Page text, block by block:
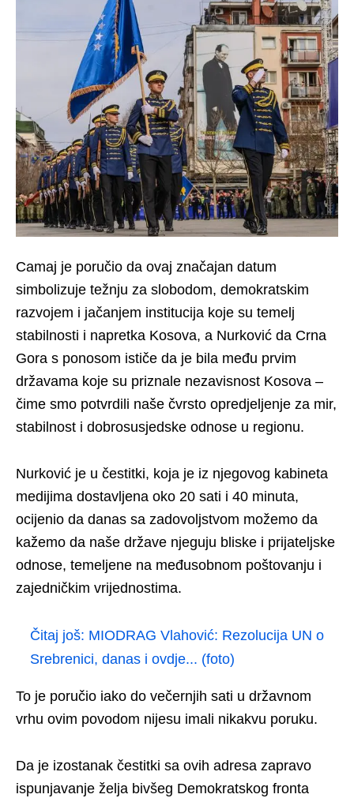
Camaj je poručio da ovaj značajan datum
simbolizuje težnju za slobodom, demokratskim
razvojem i jačanjem institucija koje su temelj
stabilnosti i napretka Kosova, a Nurković da Crna
Gora s ponosom ističe da je bila među prvim
državama koje su priznale nezavisnost Kosova –
čime smo potvrdili naše čvrsto opredjeljenje za mir,
stabilnost i dobrosusjedske odnose u regionu.
Nurković je u čestitki, koja je iz njegovog kabineta
medijima dostavljena oko 20 sati i 40 minuta,
ocijenio da danas sa zadovoljstvom možemo da
kažemo da naše države njeguju bliske i prijateljske
odnose, temeljene na međusobnom poštovanju i
zajedničkim vrijednostima.
Čitaj još: MIODRAG Vlahović: Rezolucija UN o
Srebrenici, danas i ovdje... (foto)
To je poručio iako do večernjih sati u državnom
vrhu ovim povodom nijesu imali nikakvu poruku.
Da je izostanak čestitki sa ovih adresa zapravo
ispunjavanje želja bivšeg Demokratskog fronta